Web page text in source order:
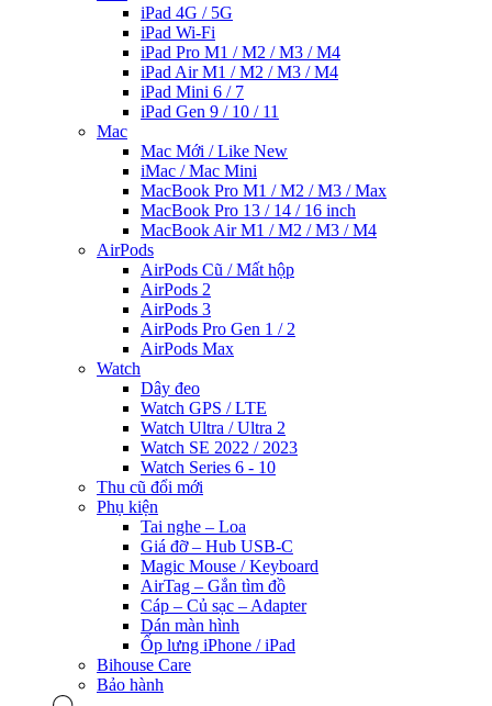
iPad 4G / 5G
iPad Wi-Fi
iPad Pro M1 / M2 / M3 / M4
iPad Air M1 / M2 / M3 / M4
iPad Mini 6 / 7
iPad Gen 9 / 10 / 11
Mac
Mac Mới / Like New
iMac / Mac Mini
MacBook Pro M1 / M2 / M3 / Max
MacBook Pro 13 / 14 / 16 inch
MacBook Air M1 / M2 / M3 / M4
AirPods
AirPods Cũ / Mất hộp
AirPods 2
AirPods 3
AirPods Pro Gen 1 / 2
AirPods Max
Watch
Dây đeo
Watch GPS / LTE
Watch Ultra / Ultra 2
Watch SE 2022 / 2023
Watch Series 6 - 10
Thu cũ đổi mới
Phụ kiện
Tai nghe – Loa
Giá đỡ – Hub USB-C
Magic Mouse / Keyboard
AirTag – Gắn tìm đồ
Cáp – Củ sạc – Adapter
Dán màn hình
Ốp lưng iPhone / iPad
Bihouse Care
Bảo hành